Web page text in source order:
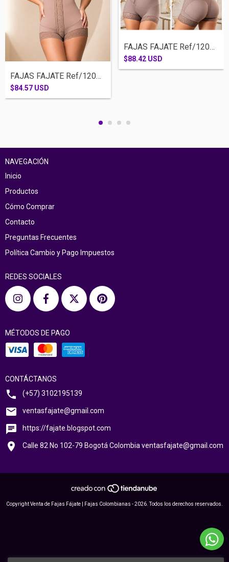
FAJAS FAJATE Ref/12066-CACHETERA SISA BR...
$84.57 USD
FAJAS FAJATE Ref/12046-CACHETERA SISA CI...
$88.42 USD
NAVEGACIÓN
Inicio
Productos
Cómo Comprar
Contacto
Preguntas Frecuentes
Política Cambio y Pago Impuestos
REDES SOCIALES
MÉTODOS DE PAGO
CONTÁCTANOS
(+57) 3102195139
ventasfajate@gmail.com
https://fajate.blogspot.com
Calle 82 No 102-79 Bogotá Colombiaventasfajate@gmail.com
Copyright Venta de Fajas Fájate | Fajas Colombianas - 2026. Todos los derechos reservados.